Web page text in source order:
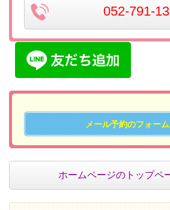
052-791-
メール予約のフォーム
ホームページのトップペ